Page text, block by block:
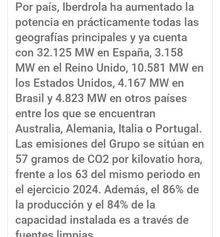
Por país, Iberdrola ha aumentado la
potencia en prácticamente todas las
geografías principales y ya cuenta
con 32.125 MW en España, 3.158
MW en el Reino Unido, 10.581 MW en
los Estados Unidos, 4.167 MW en
Brasil y 4.823 MW en otros países
entre los que se encuentran
Australia, Alemania, Italia o Portugal.
Las emisiones del Grupo se sitúan en
57 gramos de CO2 por kilovatio hora,
frente a los 63 del mismo periodo en
el ejercicio 2024. Además, el 86% de
la producción y el 84% de la
capacidad instalada es a través de